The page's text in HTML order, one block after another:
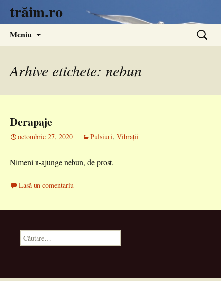
trăim.ro
Meniu
Caută
după:
Arhive etichete: nebun
Derapaje
octombrie 27, 2020 Pulsiuni, Vibrații
Nimeni n-ajunge nebun, de prost.
Lasă un comentariu
Caută
după: